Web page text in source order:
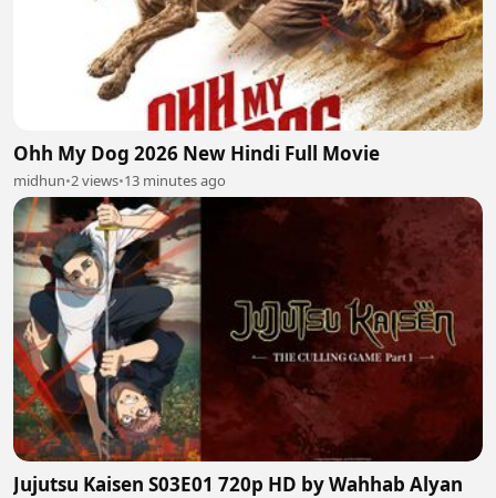
Ohh My Dog 2026 New Hindi Full Movie
midhun•2 views•13 minutes ago
Jujutsu Kaisen S03E01 720p HD by Wahhab Alyan